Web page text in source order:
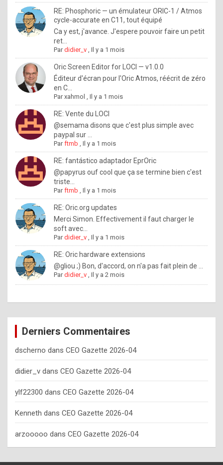
.
I
f
y
o
u
w
a
n
t
o
n
o
w
h
o
w
o
e
y
o
u
s
h
o
RE: Phosphoric — un émulateur ORIC-1 / Atmos
cycle-accurate en C11, tout équipé
Ca y est, j'avance. J'espere pouvoir faire un petit
ret...
Pardidier_v ,Il y a 1 mois
Oric Screen Editor for LOCI — v1.0.0
Éditeur d'écran pour l'Oric Atmos, réécrit de zéro
en C...
Parxahmol ,Il y a 1 mois
RE: Vente du LOCI
@semama disons que c'est plus simple avec
paypal sur ...
Parftmb ,Il y a 1 mois
RE: fantástico adaptador EprOric
@papyrus ouf cool que ça se termine bien c'est
triste...
Parftmb ,Il y a 1 mois
RE: Oric.org updates
Merci Simon. Effectivement il faut charger le
soft avec...
Pardidier_v ,Il y a 1 mois
RE: Oric hardware extensions
@gliou ;) Bon, d'accord, on n'a pas fait plein de ...
Pardidier_v ,Il y a 2 mois
Derniers Commentaires
dscherno dans CEO Gazette 2026-04
didier_v dans CEO Gazette 2026-04
ylf22300 dans CEO Gazette 2026-04
Kenneth dans CEO Gazette 2026-04
arzooooo dans CEO Gazette 2026-04